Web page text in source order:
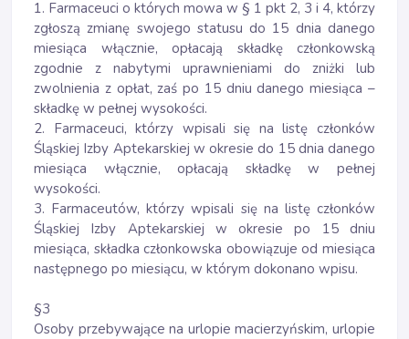
1. Farmaceuci o których mowa w § 1 pkt 2, 3 i 4, którzy
zgłoszą zmianę swojego statusu do 15 dnia danego
miesiąca włącznie, opłacają składkę członkowską
zgodnie z nabytymi uprawnieniami do zniżki lub
zwolnienia z opłat, zaś po 15 dniu danego miesiąca –
składkę w pełnej wysokości.
2. Farmaceuci, którzy wpisali się na listę członków
Śląskiej Izby Aptekarskiej w okresie do 15 dnia danego
miesiąca włącznie, opłacają składkę w pełnej
wysokości.
3. Farmaceutów, którzy wpisali się na listę członków
Śląskiej Izby Aptekarskiej w okresie po 15 dniu
miesiąca, składka członkowska obowiązuje od miesiąca
następnego po miesiącu, w którym dokonano wpisu.
§3
Osoby przebywające na urlopie macierzyńskim, urlopie